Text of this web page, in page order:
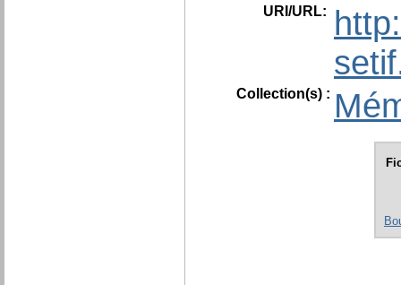
URI/URL:
Collection(s) :